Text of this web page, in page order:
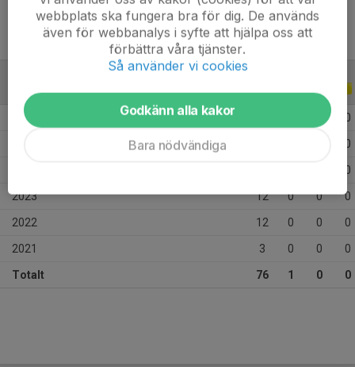
ALLA SERIER ALLA ÅR
2026 0
0
0
2023 12 0 0 0
2022 12 0 0 0
2021 3 0 0 0
Totalt 76 1 0 0
webbplats ska fungera bra för dig. De används
även för webbanalys i syfte att hjälpa oss att
förbättra våra tjänster.
Så använder vi cookies
Godkänn alla kakor
Bara nödvändiga